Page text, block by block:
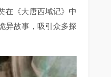
在《大唐西域记》中
异故事，吸引众多探